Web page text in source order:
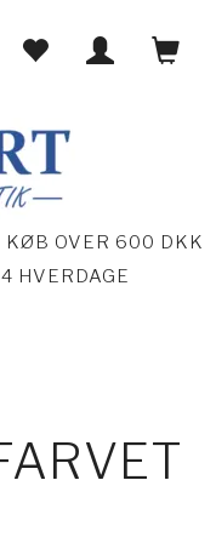
KØB OVER 600 DKK
HVERDAGE